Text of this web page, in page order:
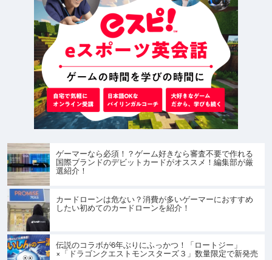
ゲーマーなら必須！？ゲーム好きなら審査不要で作れる
国際ブランドのデビットカードがオススメ！編集部が厳
選紹介！
カードローンは危ない？消費が多いゲーマーにおすすめ
したい初めてのカードローンを紹介！
伝説のコラボが6年ぶりにふっかつ！「ロートジー」
×「ドラゴンクエストモンスターズ３」数量限定で新発売